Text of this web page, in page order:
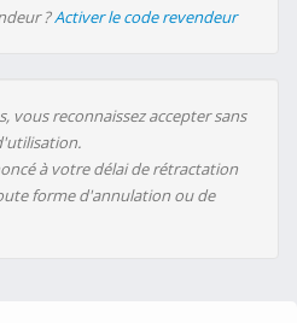
?Activer le code revendeur
vous reconnaissez accepter sans
à votre délai de rétractation
forme d'annulation ou de